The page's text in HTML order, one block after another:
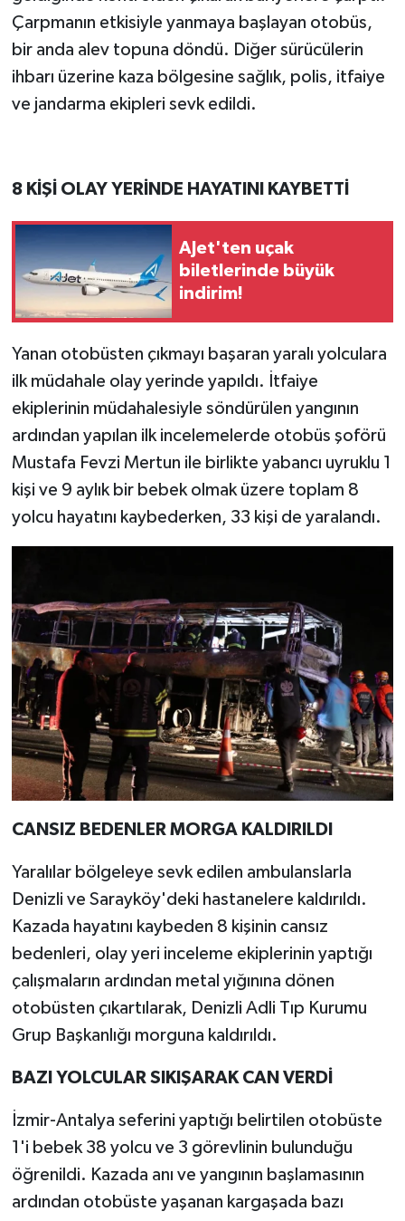
Çarpmanın etkisiyle yanmaya başlayan otobüs,
bir anda alev topuna döndü. Diğer sürücülerin
ihbarı üzerine kaza bölgesine sağlık, polis, itfaiye
ve jandarma ekipleri sevk edildi.
8 KİŞİ OLAY YERİNDE HAYATINI KAYBETTİ
AJet'ten uçak
biletlerinde büyük
indirim!
Yanan otobüsten çıkmayı başaran yaralı yolculara
ilk müdahale olay yerinde yapıldı. İtfaiye
ekiplerinin müdahalesiyle söndürülen yangının
ardından yapılan ilk incelemelerde otobüs şoförü
Mustafa Fevzi Mertun ile birlikte yabancı uyruklu 1
kişi ve 9 aylık bir bebek olmak üzere toplam 8
yolcu hayatını kaybederken, 33 kişi de yaralandı.
CANSIZ BEDENLER MORGA KALDIRILDI
Yaralılar bölgeleye sevk edilen ambulanslarla
Denizli ve Sarayköy'deki hastanelere kaldırıldı.
Kazada hayatını kaybeden 8 kişinin cansız
bedenleri, olay yeri inceleme ekiplerinin yaptığı
çalışmaların ardından metal yığınına dönen
otobüsten çıkartılarak, Denizli Adli Tıp Kurumu
Grup Başkanlığı morguna kaldırıldı.
BAZI YOLCULAR SIKIŞARAK CAN VERDİ
İzmir-Antalya seferini yaptığı belirtilen otobüste
1'i bebek 38 yolcu ve 3 görevlinin bulunduğu
öğrenildi. Kazada anı ve yangının başlamasının
ardından otobüste yaşanan kargaşada bazı